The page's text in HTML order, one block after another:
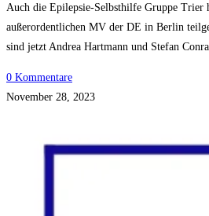
Auch die Epilepsie-Selbsthilfe Gruppe Trier
außerordentlichen MV der DE in Berlin
sind jetzt Andrea Hartmann und Stefan
0 Kommentare
November 28, 2023